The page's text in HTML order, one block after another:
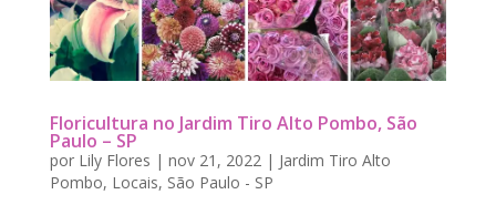
Floricultura no Jardim Tiro Alto Pombo, São
Paulo – SP
por Lily Flores | nov 21, 2022| Jardim Tiro Alto
Pombo, Locais, São Paulo - SP